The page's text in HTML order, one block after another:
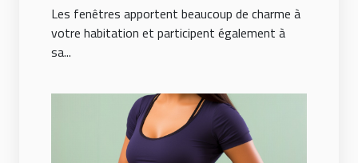
Les fenêtres apportent beaucoup de charme à
votre habitation et participent également à
sa...